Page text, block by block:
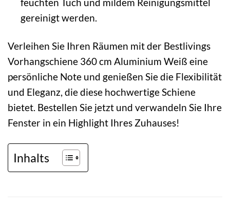
feuchten Tuch und mildem Reinigungsmittel
gereinigt werden.
Verleihen Sie Ihren Räumen mit der Bestlivings
Vorhangschiene 360 cm Aluminium Weiß eine
persönliche Note und genießen Sie die Flexibilität
und Eleganz, die diese hochwertige Schiene
bietet. Bestellen Sie jetzt und verwandeln Sie Ihre
Fenster in ein Highlight Ihres Zuhauses!
Inhalts